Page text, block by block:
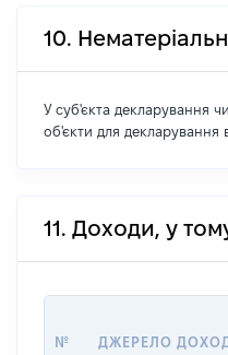
10.
У суб'єкта декларування чи
об'єкти для декларування
11. Доходи, у
№ ДЖЕРЕЛО